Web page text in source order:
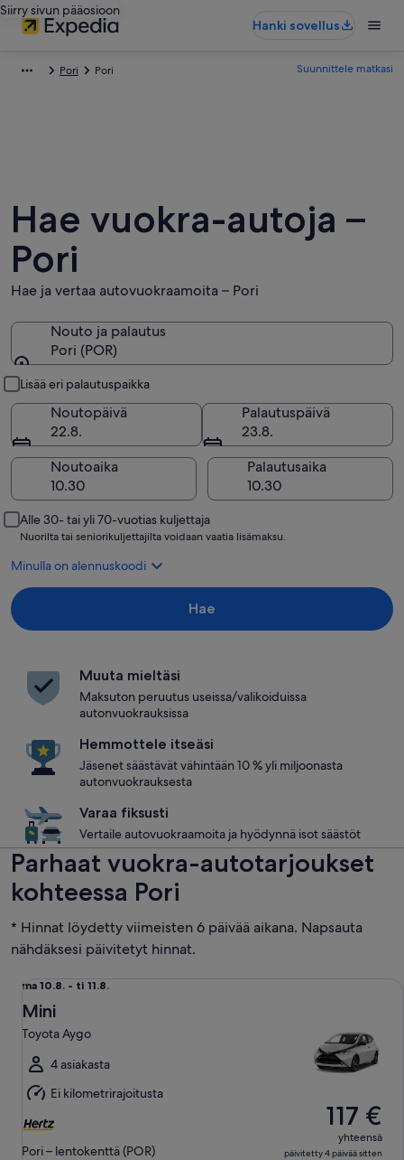
Siirry sivun pääosioon
Hanki sovellus
Pori Pori Suunnittele matkasi
Hae vuokra-autoja –
Pori
Hae ja vertaa autovuokraamoita – Pori
Nouto ja palautus
Pori (POR)
Lisää eri palautuspaikka
Noutopäivä
22.8.
Palautuspäivä
23.8.
Noutoaika
Palautusaika
Alle 30- tai yli 70-vuotias kuljettaja
Nuorilta tai seniorikuljettajilta voidaan vaatia lisämaksu.
Minulla on alennuskoodi
Hae
Muuta mieltäsi
Maksuton peruutus useissa/valikoiduissa
autonvuokrauksissa
Hemmottele itseäsi
Jäsenet säästävät vähintään 10 % yli miljoonasta
autonvuokrauksesta
Varaa fiksusti
Vertaile autovuokraamoita ja hyödynnä isot säästöt
Parhaat vuokra-autotarjoukset
kohteessa Pori
* Hinnat löydetty viimeisten 6 päivää aikana. Napsauta
nähdäksesi päivitetyt hinnat.
ma
10.8.
viiva
ti
11.8.
ma 10.8. - ti 11.8.
Mini
Toyota Aygo
4 asiakasta
Ei kilometrirajoitusta
Pori – lentokenttä (POR)
117 €
yhteensä
päivitetty 4 päivää sitten